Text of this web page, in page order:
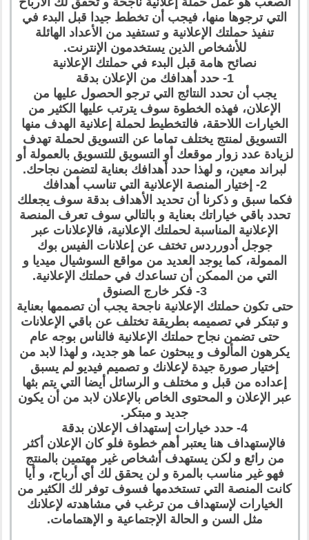
التي ترجوها منها، فيجب أن تخطط جيدا قبل البدء في
تنفيذ حملتك الإعلانية و تستفيد من الأعداد الهائلة
للأشخاص الذين يستخدمون الإنترنت.
نصائح هامة قبل البدء في حملتك الإعلانية
1- حدد أهدافك من الإعلان بدقة
يجب أن تحدد النتائج التي ترجو الحصول عليها من
الإعلان، فهذه الخطوة سوف يترتب عليها الكثير من
الخيارات اللاحقة، فالتخطيط لحملة إعلانية الهدف منها
التسويق لمنتج يختلف تماما عن التسويق لحملة تهدف
لزيادة عدد زوار موقعك أو التسويق للتسويق بالعمولة أو
لبراند معين، و لهذا حدد أهدافك بعناية لتضمن نجاحك.
2- إختيار المنصة الإعلانية التي تناسب أهدافك
فكما سبق و ذكرنا أن تحديد الأهداف بدقة سوف يجعلك
تحدد باقي خياراتك بعناية و بالتالي سوف تعرف المنصة
الإعلانية المناسبة لحملتك الإعلانية، فالإعلانات عبر
جوجل أدورردس تختف عن إعلانات الفيس بوك
الممولة، كما يوجد العديد من مواقع السوشيال ميديا و
التي من الممكن أن تساعدك في حملتك الإعلانية.
3- فكر خارج الصنوق
حتى تكون حملتك الإعلانية ناجحة يجب أن تصممها بعناية
و تبتكر في تصميمه بطريقة تختلف عن باقي الإعلانات
حتى تضمن نجاح حملتك الإعلانية فالناس بوجه عام
يكرهون المألوف و يبحثون عما هو جديد، و لهذا لابد من
إختيار صورة جيدة لإعلانك و تصميم فيديو لم يسبق
إعداده من قبل و مختلف و الرسائل أيضا التي يتم بثها
عبر الإعلان و المحتوى الخاص بالإعلان لابد من أن يكون
جديد و مبتكر.
4- حدد خيارات إستهداف الإعلان بدقة
فالإستهداف هنا يعتبر أهم خطوة فلو كان الإعلان أكثر
من رائع و لكن يستهدف أشخاص غير مهتمين بالمنتج
فهو غير مناسب بالمرة و لن يحقق لك أي أرباح، و أيا
كانت المنصة التي تستخدمها فسوف توفر لك الكثير من
الخيارات لإستهداف من ترغب في مشاهدته لإعلانك
مثل السن و الحالة الإجتماعية و الإهتمامات.